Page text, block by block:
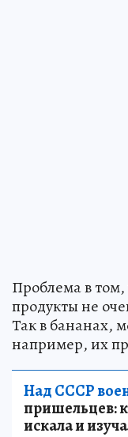
Проблема в
продукты не
Так в бананах,
например, их
Над СССР
пришельцев:
искала и